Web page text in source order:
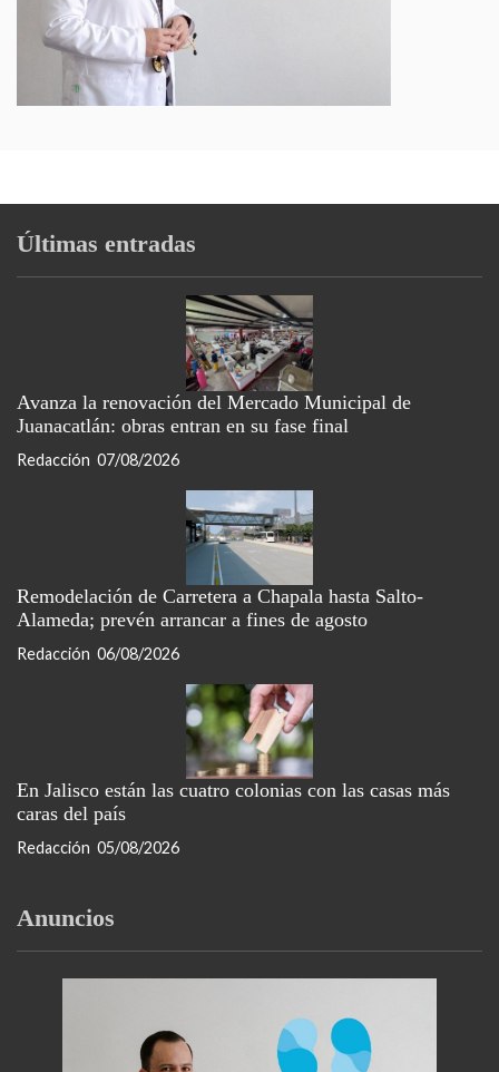
Últimas entradas
Avanza la renovación del Mercado Municipal de
Juanacatlán: obras entran en su fase final
Redacción 07/08/2026
Remodelación de Carretera a Chapala hasta Salto-
Alameda; prevén arrancar a fines de agosto
Redacción 06/08/2026
En Jalisco están las cuatro colonias con las casas más
caras del país
Redacción 05/08/2026
Anuncios